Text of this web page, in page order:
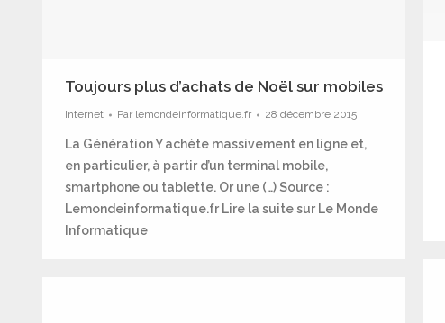
Toujours plus d’achats de Noël sur mobiles
Internet Par lemondeinformatique.fr 28 décembre 2015
La Génération Y achète massivement en ligne et,
en particulier, à partir d’un terminal mobile,
smartphone ou tablette. Or une (…) Source :
Lemondeinformatique.fr Lire la suite sur Le Monde
Informatique